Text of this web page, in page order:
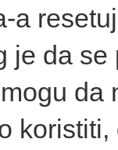
a
je da
da